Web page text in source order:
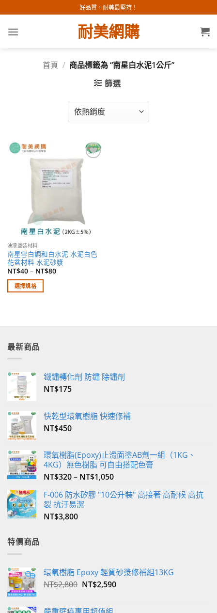
to
content
好品質，耐美最堅持！
耐美網購
首頁 / 商品標籤為 “南星白水泥1公斤”
篩選
油漆塗裝材料
南星雪白調和白水泥 水泥白色
花盆材料 水泥砂漿
NT$40– NT$80
選擇規格
有
種
款
可
在
頁
面
選
擇
選
項
最新商品
鐵鏽轉化劑 防鏽 除鏽劑
NT$175
快乾型環氧樹脂 快速修補
NT$450
環氧樹脂(Epoxy)止滑面塗AB劑一組（1KG、
4KG）無色樹脂 可自由搭配色膏
NT$320– NT$1,050
F-006 防水矽膠 "10公升裝" 高接著 高耐候 高抗
裂 抗汙易潔
NT$3,800
特價商品
環氧樹脂 Epoxy 輕質砂漿修補組13KG
NT$2,800 原
NT$2,590目